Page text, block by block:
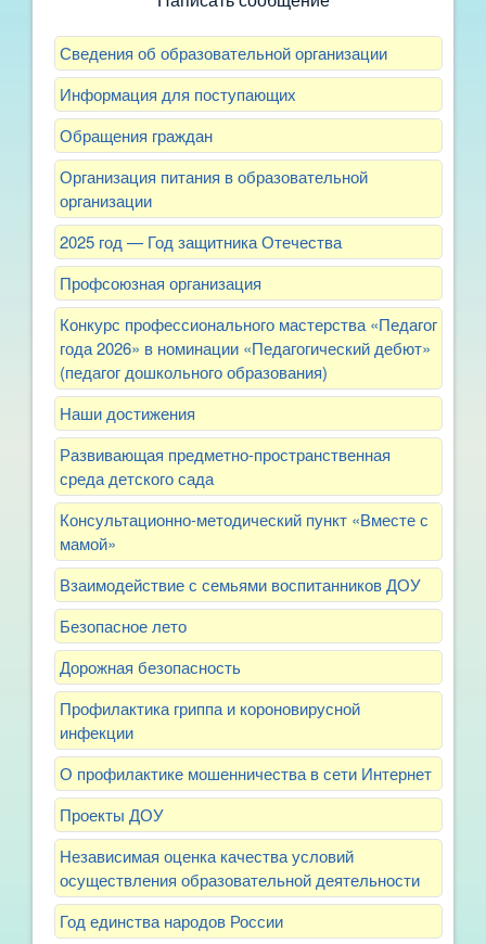
Сведения об образовательной организации
Информация для поступающих
Обращения граждан
Организация питания в образовательной
организации
2025 год — Год защитника Отечества
Профсоюзная организация
Конкурс профессионального мастерства «Педагог
года 2026» в номинации «Педагогический дебют»
(педагог дошкольного образования)
Наши достижения
Развивающая предметно-пространственная
среда детского сада
Консультационно-методический пункт «Вместе с
мамой»
Взаимодействие с семьями воспитанников ДОУ
Безопасное лето
Дорожная безопасность
Профилактика гриппа и короновирусной
инфекции
О профилактике мошенничества в сети Интернет
Проекты ДОУ
Независимая оценка качества условий
осуществления образовательной деятельности
Год единства народов России